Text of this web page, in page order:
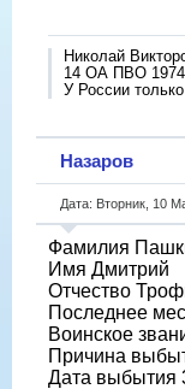
Николай
14 ОА ПВО
У России
Назаров
Дата: Вторник, 10
Фамилия
Имя Дмитрий
Отчество
Последнее
Воинское
Причина
Дата выбытия